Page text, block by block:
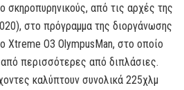
σκηροπυρηνικούς, από τις αρχές της
στο πρόγραμμα της διοργάνωσης
Xtreme O3 OlympusMan, στο οποίο
από περισσότερες από διπλάσιες.
καλύπτουν συνολικά 225χλμ